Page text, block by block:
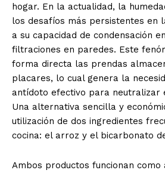
hogar. En la actualidad, la
los desafíos más persistentes en
a su capacidad de condensación
filtraciones en paredes. Este
forma directa las prendas
placares, lo cual genera la
antídoto efectivo para neutralizar
Una alternativa sencilla y
utilización de dos ingredientes
cocina: el arroz y el bicarbonato
Ambos productos funcionan